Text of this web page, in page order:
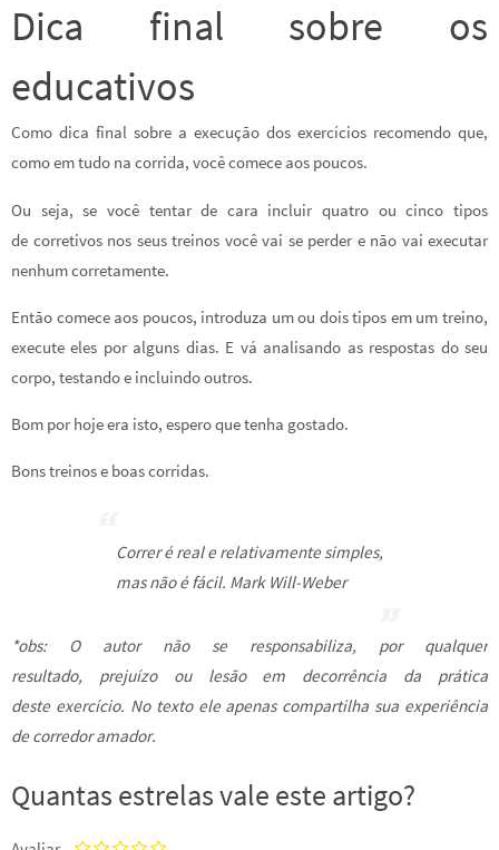
Dica final sobre os
educativos
Como dica final sobre a execução dos exercícios recomendo que,
como em tudo na corrida, você comece aos poucos.
Ou seja, se você tentar de cara incluir quatro ou cinco tipos
de corretivos nos seus treinos você vai se perder e não vai executar
nenhum corretamente.
Então comece aos poucos, introduza um ou dois tipos em um treino,
execute eles por alguns dias. E vá analisando as respostas do seu
corpo, testando e incluindo outros.
Bom por hoje era isto, espero que tenha gostado.
Bons treinos e boas corridas.
Correr é real e relativamente simples,
mas não é fácil. Mark Will-Weber
*obs: O autor não se responsabiliza, por qualquer
resultado, prejuízo ou lesão em decorrência da prática
deste exercício. No texto ele apenas compartilha sua experiência
de corredor amador.
Quantas estrelas vale este artigo?